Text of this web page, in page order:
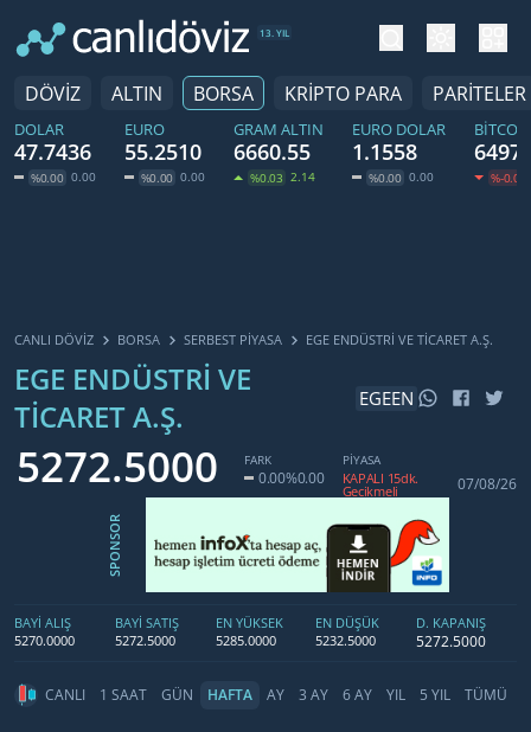
13. YIL
DÖVİZ ALTIN BORSA KRİPTO PARA PARİTELER
DOLAR
47.7436
%0.00 0.00
EURO
55.2510
%0.00 0.00
GRAM ALTIN
6660.55
%0.03 2.14
EURO DOLAR
1.1558
%0.00 0.00 %-0.03
CANLI DÖVİZ BORSA SERBEST PIYASA EGE ENDÜSTRI VE TICARET A.Ş.
EGE ENDÜSTRI VE
TICARET A.Ş.
EGEEN
5272.5000 FARK
0.00%0.00
PİYASA
KAPALI 15dk.
Gecikmeli 07/08/26
SPONSOR
BAYİ ALIŞ
5270.0000
BAYİ SATIŞ
5272.5000
EN YÜKSEK
5285.0000
EN DÜŞÜK
5232.5000
D. KAPANIŞ
5272.5000
CANLI 1 SAAT GÜN HAFTA AY 3 AY 6 AY YIL 5 YIL TÜMÜ